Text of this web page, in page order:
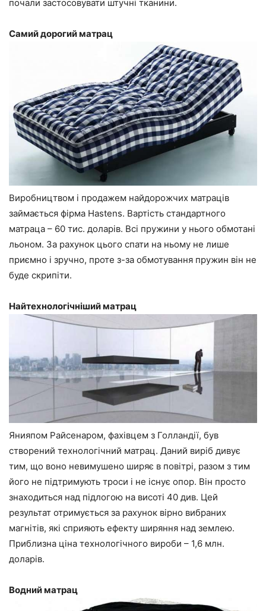
почали застосовувати штучні тканини.
Самий дорогий матрац
Виробництвом і продажем найдорожчих матраців
займається фірма Hastens. Вартість стандартного
матраца – 60 тис. доларів. Всі пружини у нього обмотані
льоном. За рахунок цього спати на ньому не лише
приємно і зручно, проте з-за обмотування пружин він не
буде скрипіти.
Найтехнологічніший матрац
Янияпом Райсенаром, фахівцем з Голландії, був
створений технологічний матрац. Даний виріб дивує
тим, що воно невимушено ширяє в повітрі, разом з тим
його не підтримують троси і не існує опор. Він просто
знаходиться над підлогою на висоті 40 див. Цей
результат отримується за рахунок вірно вибраних
магнітів, які сприяють ефекту ширяння над землею.
Приблизна ціна технологічного вироби – 1,6 млн.
доларів.
Водний матрац